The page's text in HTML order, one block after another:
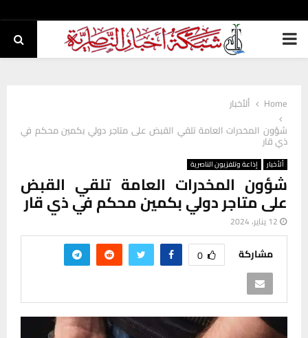
PRIMARY
Home
ألأخبار
شؤون المخدرات العامة تلقي القبض على متاجر دولي بكمين محكم في
ذي قار
ألأخبار إذاعة وتلفزيون الناصرية
شؤون المخدرات العامة تلقي القبض
على متاجر دولي بكمين محكم في ذي قار
12 يناير، 2024
مشاركة 0